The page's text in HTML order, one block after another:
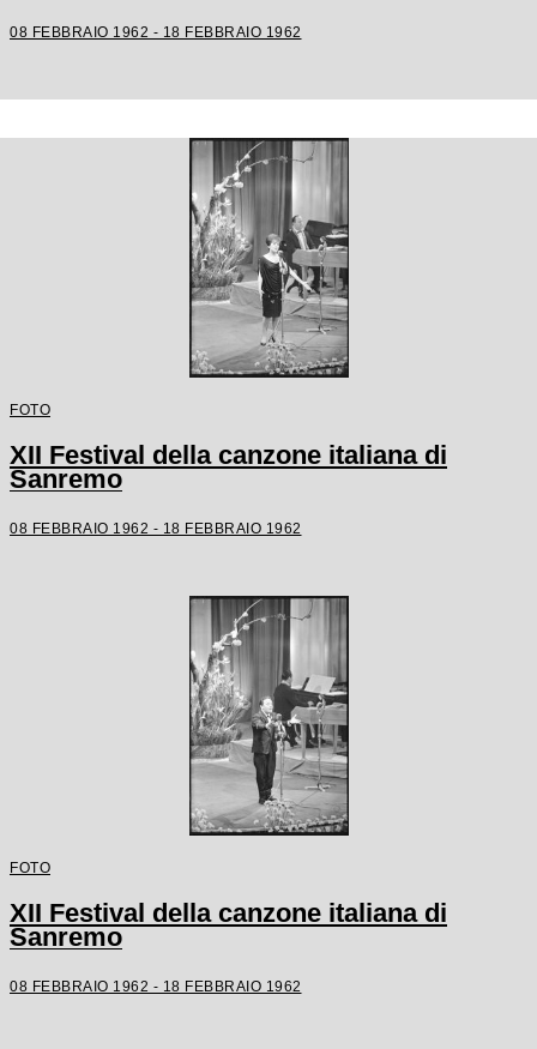
08 FEBBRAIO 1962 - 18 FEBBRAIO 1962
FOTO
XII Festival della canzone italiana di
Sanremo
08 FEBBRAIO 1962 - 18 FEBBRAIO 1962
FOTO
XII Festival della canzone italiana di
Sanremo
08 FEBBRAIO 1962 - 18 FEBBRAIO 1962